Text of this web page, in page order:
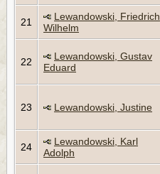
21
Lewandowski, Friedrich
Wilhelm
22
Lewandowski, Gustav
Eduard
23 Lewandowski, Justine
24
Lewandowski, Karl
Adolph